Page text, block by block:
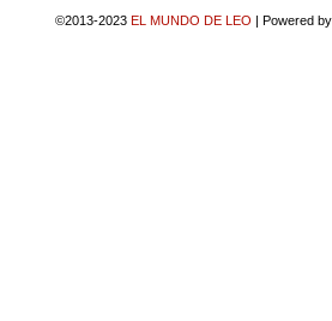
©2013-2023 EL MUNDO DE LEO | Powered